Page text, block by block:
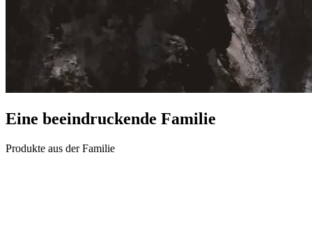
Eine beeindruckende Familie
Produkte aus der Familie